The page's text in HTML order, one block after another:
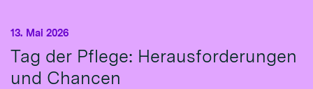
Tag der Pflege: Herausforderungen
und Chancen
13. Mai 2026